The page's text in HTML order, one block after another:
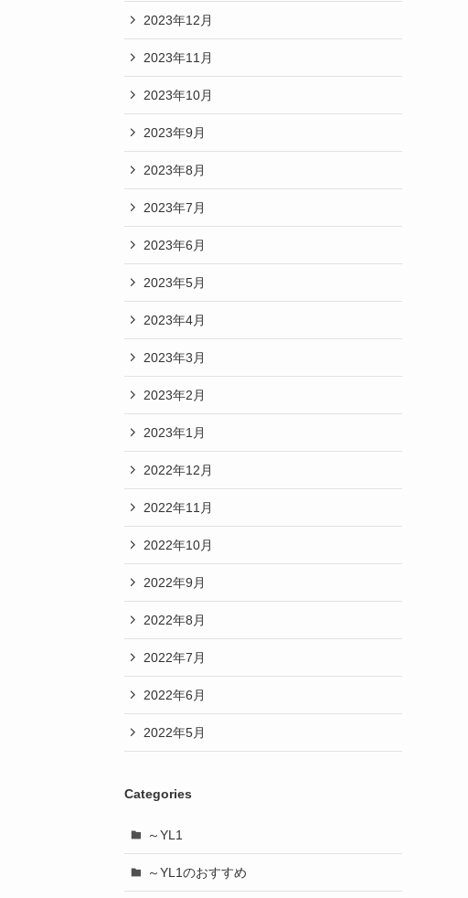
2023年12月
2023年11月
2023年10月
2023年9月
2023年8月
2023年7月
2023年6月
2023年5月
2023年4月
2023年3月
2023年2月
2023年1月
2022年12月
2022年11月
2022年10月
2022年9月
2022年8月
2022年7月
2022年6月
2022年5月
Categories
～YL1
～YL1のおすすめ